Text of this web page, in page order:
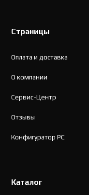
Страницы
Оплата и доставка
О компании
Сервис-Центр
Отзывы
Конфигуратор PC
Каталог